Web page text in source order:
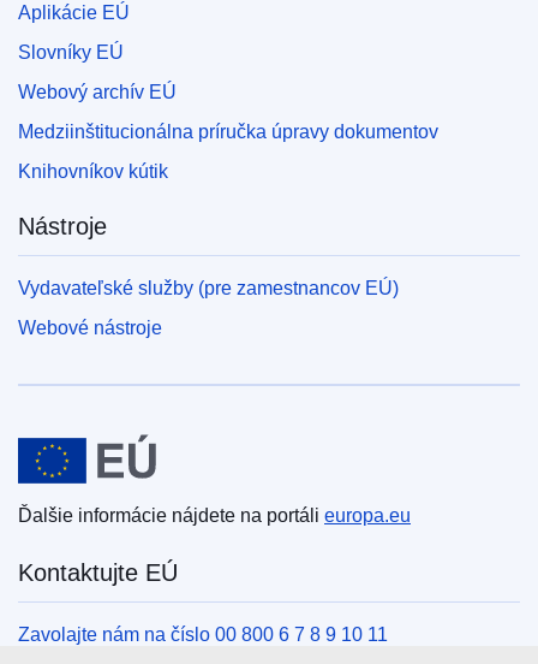
Aplikácie EÚ
Slovníky EÚ
Webový archív EÚ
Medziinštitucionálna príručka úpravy dokumentov
Knihovníkov kútik
Nástroje
Vydavateľské služby (pre zamestnancov EÚ)
Webové nástroje
Európska únia
Ďalšie informácie nájdete na portáli europa.eu
Kontaktujte EÚ
Zavolajte nám na číslo 00 800 6 7 8 9 10 11